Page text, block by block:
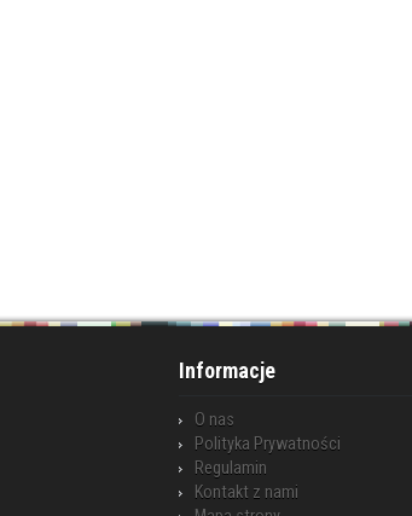
Informacje
O nas
Polityka Prywatności
Regulamin
Kontakt z nami